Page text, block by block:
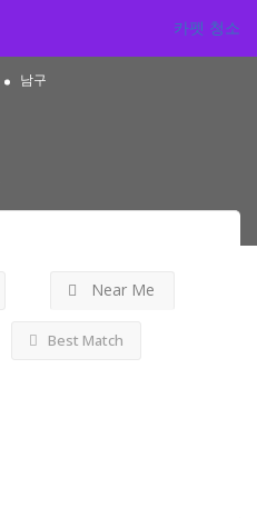
카펫 청소
남구
Near Me
Best Match